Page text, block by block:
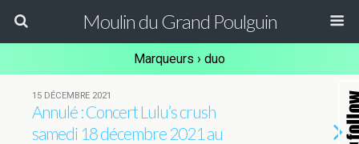
Moulin du Grand Poulguin
Marqueurs › duo
15 DÉCEMBRE 2021
Annulé : Concert Lulu’s crush
samedi 18 décembre 2021 au